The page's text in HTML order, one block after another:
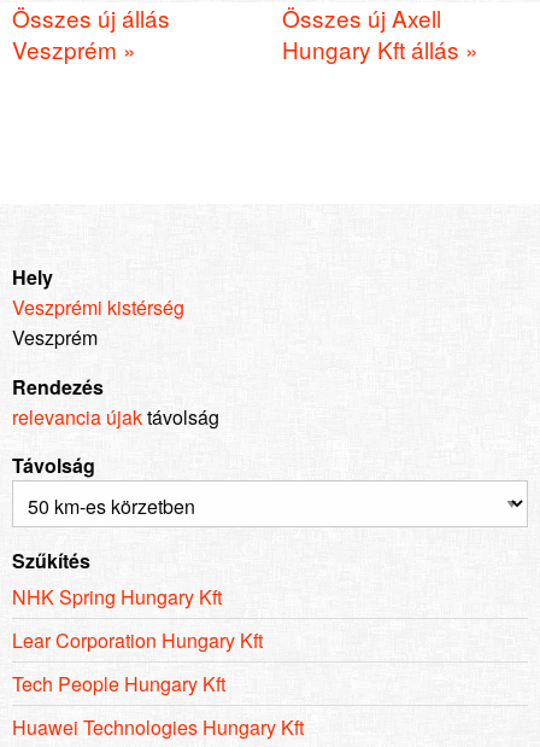
Összes új állás
Veszprém »
Összes új Axell
Hungary Kft állás »
Hely
Veszprémi kistérség
Veszprém
Rendezés
relevancia újaktávolság
Távolság
Szűkítés
NHK Spring Hungary Kft
Lear Corporation Hungary Kft
Tech People Hungary Kft
Huawei Technologies Hungary Kft